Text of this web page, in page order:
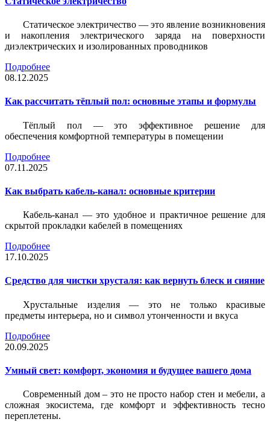
Статическое электричество — это явление возникновения
и накопления электрического заряда на поверхности
диэлектрических и изолированных проводников
Подробнее
08.12.2025
Как рассчитать тёплый пол: основные этапы и формулы
Тёплый пол — это эффективное решение для
обеспечения комфортной температуры в помещении
Подробнее
07.11.2025
Как выбрать кабель-канал: основные критерии
Кабель-канал — это удобное и практичное решение для
скрытой прокладки кабелей в помещениях
Подробнее
17.10.2025
Средство для чистки хрусталя: как вернуть блеск и сияние
Хрустальные изделия — это не только красивые
предметы интерьера, но и символ утонченности и вкуса
Подробнее
20.09.2025
Умный свет: комфорт, экономия и будущее вашего дома
Современный дом – это не просто набор стен и мебели, а
сложная экосистема, где комфорт и эффективность тесно
переплетены.